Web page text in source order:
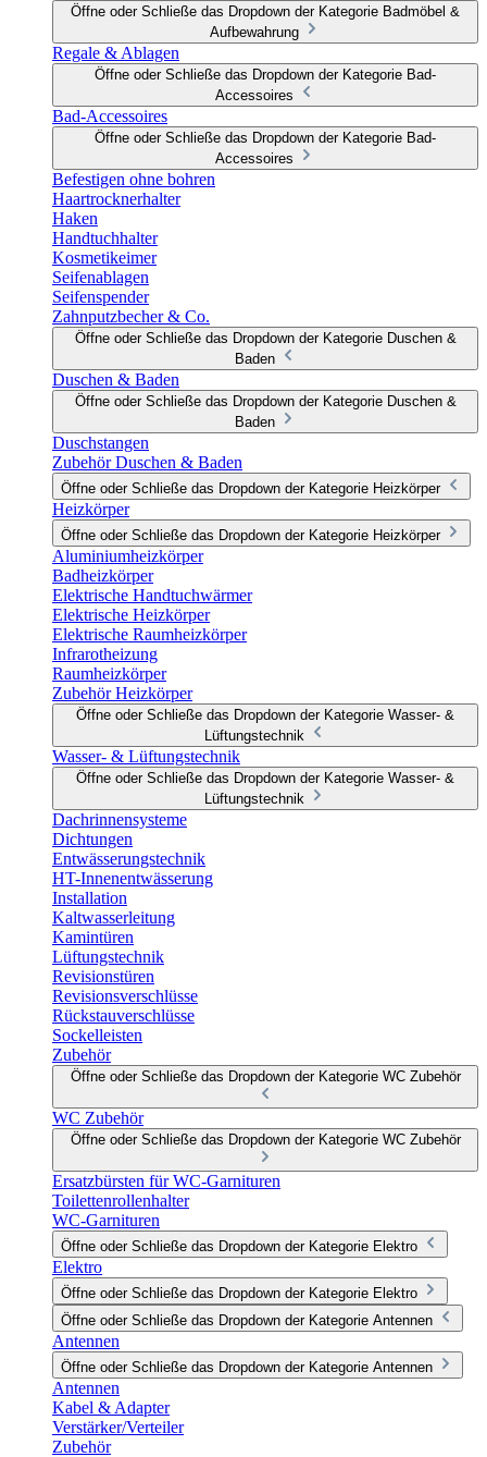
Öffne oder Schließe das Dropdown der Kategorie Badmöbel &
Aufbewahrung
Regale & Ablagen
Öffne oder Schließe das Dropdown der Kategorie Bad-
Accessoires
Bad-Accessoires
Öffne oder Schließe das Dropdown der Kategorie Bad-
Accessoires
Befestigen ohne bohren
Haartrocknerhalter
Haken
Handtuchhalter
Kosmetikeimer
Seifenablagen
Seifenspender
Zahnputzbecher & Co.
Öffne oder Schließe das Dropdown der Kategorie Duschen &
Baden
Duschen & Baden
Öffne oder Schließe das Dropdown der Kategorie Duschen &
Baden
Duschstangen
Zubehör Duschen & Baden
Öffne oder Schließe das Dropdown der Kategorie Heizkörper
Heizkörper
Öffne oder Schließe das Dropdown der Kategorie Heizkörper
Aluminiumheizkörper
Badheizkörper
Elektrische Handtuchwärmer
Elektrische Heizkörper
Elektrische Raumheizkörper
Infrarotheizung
Raumheizkörper
Zubehör Heizkörper
Öffne oder Schließe das Dropdown der Kategorie Wasser- &
Lüftungstechnik
Wasser- & Lüftungstechnik
Öffne oder Schließe das Dropdown der Kategorie Wasser- &
Lüftungstechnik
Dachrinnensysteme
Dichtungen
Entwässerungstechnik
HT-Innenentwässerung
Installation
Kaltwasserleitung
Kamintüren
Lüftungstechnik
Revisionstüren
Revisionsverschlüsse
Rückstauverschlüsse
Sockelleisten
Zubehör
Öffne oder Schließe das Dropdown der Kategorie WC Zubehör
WC Zubehör
Öffne oder Schließe das Dropdown der Kategorie WC Zubehör
Ersatzbürsten für WC-Garnituren
Toilettenrollenhalter
WC-Garnituren
Öffne oder Schließe das Dropdown der Kategorie Elektro
Elektro
Öffne oder Schließe das Dropdown der Kategorie Elektro
Öffne oder Schließe das Dropdown der Kategorie Antennen
Antennen
Öffne oder Schließe das Dropdown der Kategorie Antennen
Antennen
Kabel & Adapter
Verstärker/Verteiler
Zubehör